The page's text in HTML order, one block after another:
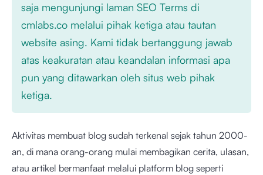
saja mengunjungi laman SEO Terms di
cmlabs.co melalui pihak ketiga atau tautan
website asing. Kami tidak bertanggung jawab
atas keakuratan atau keandalan informasi apa
pun yang ditawarkan oleh situs web pihak
ketiga.
Aktivitas membuat blog sudah terkenal sejak tahun 2000-
an, di mana orang-orang mulai membagikan cerita, ulasan,
atau artikel bermanfaat melalui platform blog seperti